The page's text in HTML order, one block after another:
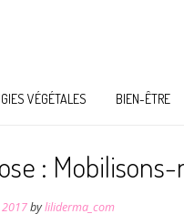
VÉGÉTALES BIEN-ÊTRE
:
byliliderma_com